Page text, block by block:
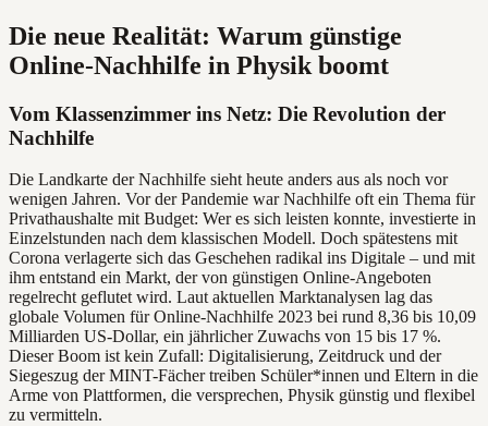
Die neue Realität: Warum günstige
Online-Nachhilfe in Physik boomt
Vom Klassenzimmer ins Netz: Die Revolution der
Nachhilfe
Die Landkarte der Nachhilfe sieht heute anders aus als noch vor
wenigen Jahren. Vor der Pandemie war Nachhilfe oft ein Thema für
Privathaushalte mit Budget: Wer es sich leisten konnte, investierte in
Einzelstunden nach dem klassischen Modell. Doch spätestens mit
Corona verlagerte sich das Geschehen radikal ins Digitale – und mit
ihm entstand ein Markt, der von günstigen Online-Angeboten
regelrecht geflutet wird. Laut aktuellen Marktanalysen lag das
globale Volumen für Online-Nachhilfe 2023 bei rund 8,36 bis 10,09
Milliarden US-Dollar, ein jährlicher Zuwachs von 15 bis 17 %.
Dieser Boom ist kein Zufall: Digitalisierung, Zeitdruck und der
Siegeszug der MINT-Fächer treiben Schüler*innen und Eltern in die
Arme von Plattformen, die versprechen, Physik günstig und flexibel
zu vermitteln.